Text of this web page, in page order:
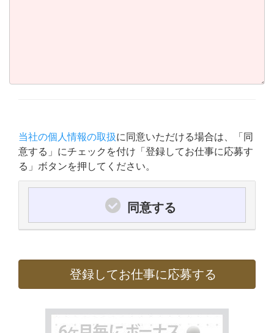
当社の個人情報の取扱に同意いただける場合は、「同
意する」にチェックを付け「登録してお仕事に応募す
る」ボタンを押してください。
同意する